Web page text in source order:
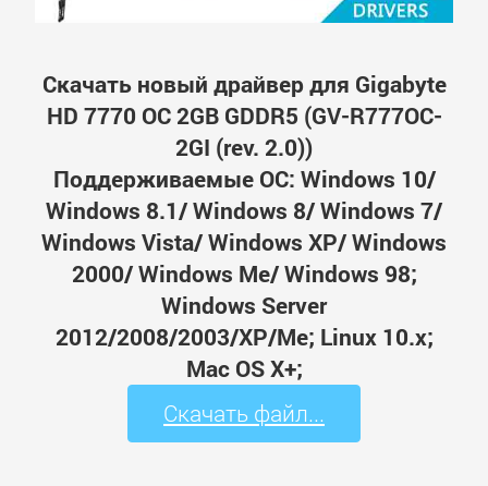
Скачать новый драйвер для Gigabyte
HD 7770 OC 2GB GDDR5 (GV-R777OC-
2GI (rev. 2.0))
Поддерживаемые ОС: Windows 10/
Windows 8.1/ Windows 8/ Windows 7/
Windows Vista/ Windows XP/ Windows
2000/ Windows Me/ Windows 98;
Windows Server
2012/2008/2003/XP/Me; Linux 10.x;
Mac OS X+;
Скачать файл...